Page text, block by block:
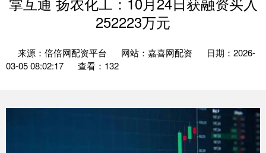
252223万元
来源：倍倍网配资平台 网站：嘉喜网配资
日期：2026-
03-05 08:02:17
查看：132